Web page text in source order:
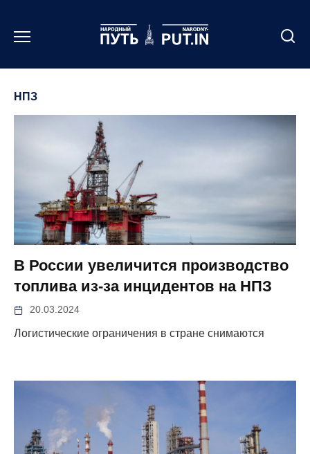
содержанию
НПЗ
В России увеличится производство
топлива из-за инцидентов на НПЗ
20.03.2024
Логистические ограничения в стране снимаются